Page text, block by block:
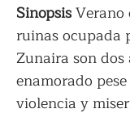
SinopsisVerano
ruinas ocupada
Zunaira son dos
enamorado
violencia y